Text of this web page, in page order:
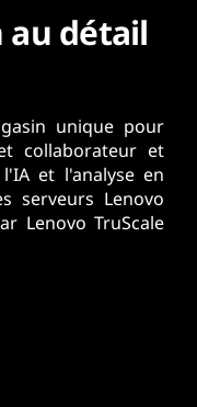
au détail
unique pour
collaborateur et
et l'analyse en
serveurs Lenovo
Lenovo TruScale